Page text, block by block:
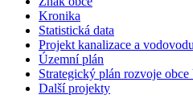
Kronika
Statistická data
Projekt kanalizace a vodovodu
Územní plán
Strategický plán rozvoje
Další projekty